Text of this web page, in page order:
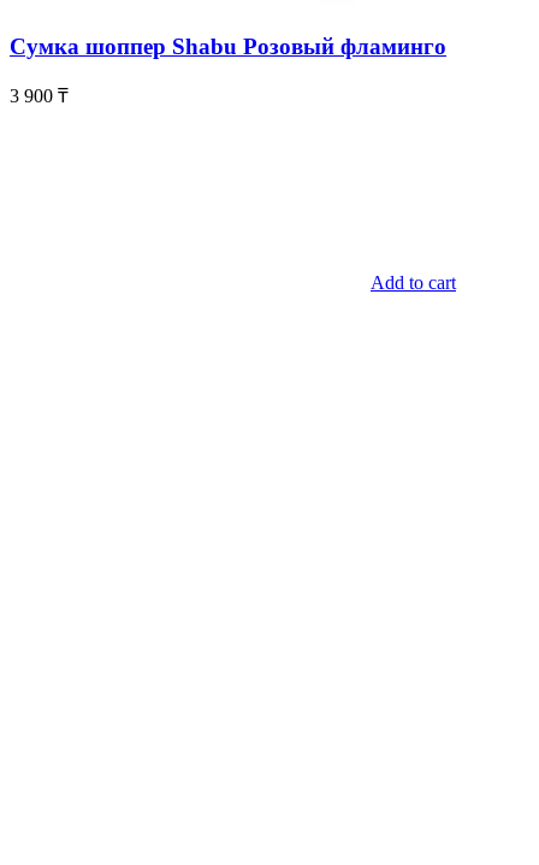
Сумка шоппер Shabu Розовый фламинго
3 900 ₸
Add to cart